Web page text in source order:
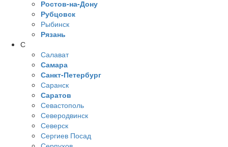
Ростов-на-Дону
Рубцовск
Рыбинск
Рязань
С
Салават
Самара
Санкт-Петербург
Саранск
Саратов
Севастополь
Северодвинск
Северск
Сергиев Посад